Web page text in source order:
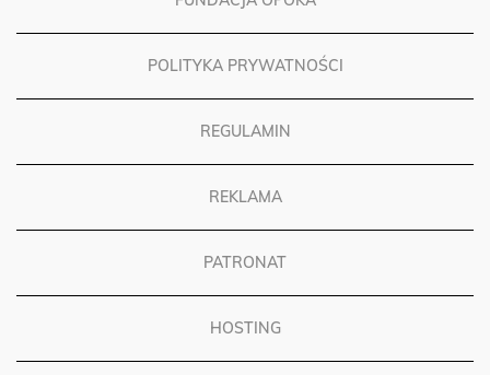
POLITYKA PRYWATNOŚCI
REGULAMIN
REKLAMA
PATRONAT
HOSTING